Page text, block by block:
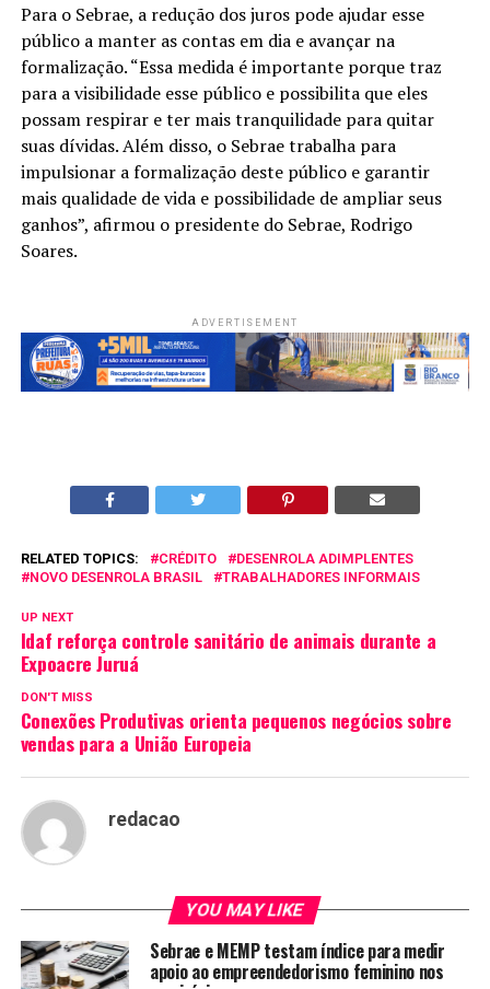
Para o Sebrae, a redução dos juros pode ajudar esse
público a manter as contas em dia e avançar na
formalização. “Essa medida é importante porque traz
para a visibilidade esse público e possibilita que eles
possam respirar e ter mais tranquilidade para quitar
suas dívidas. Além disso, o Sebrae trabalha para
impulsionar a formalização deste público e garantir
mais qualidade de vida e possibilidade de ampliar seus
ganhos”, afirmou o presidente do Sebrae, Rodrigo
Soares.
ADVERTISEMENT
RELATED TOPICS: CRÉDITO
DESENROLA ADIMPLENTES
NOVO DESENROLA BRASIL
TRABALHADORES INFORMAIS
UP NEXT
Idaf reforça controle sanitário de animais durante a
Expoacre Juruá
DON'T MISS
Conexões Produtivas orienta pequenos negócios sobre
vendas para a União Europeia
redacao
YOU MAY LIKE
Sebrae e MEMP testam índice para medir
apoio ao empreendedorismo feminino nos